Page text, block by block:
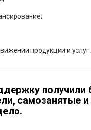
продукции и услуг.
самозанятые